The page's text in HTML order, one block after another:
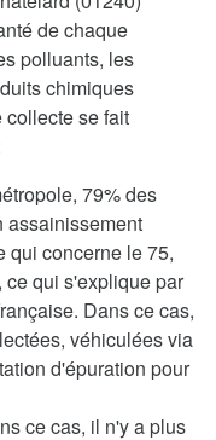
de chaque
polluants, les
chimiques
collecte se fait
79% des
assainissement
qui concerne le 75,
ce qui s'explique par
Dans ce cas,
véhiculées via
d'épuration pour
ce cas, il n'y a plus